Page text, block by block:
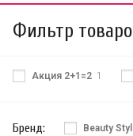
Фильтр
Акция 2+1=2 1
Бренд: Beauty